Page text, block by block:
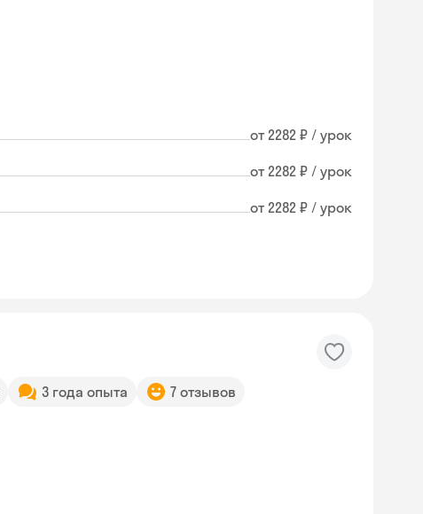
от 2282 ₽ / урок
от 2282 ₽ / урок
от 2282 ₽ / урок
3 года опыта 7 отзывов